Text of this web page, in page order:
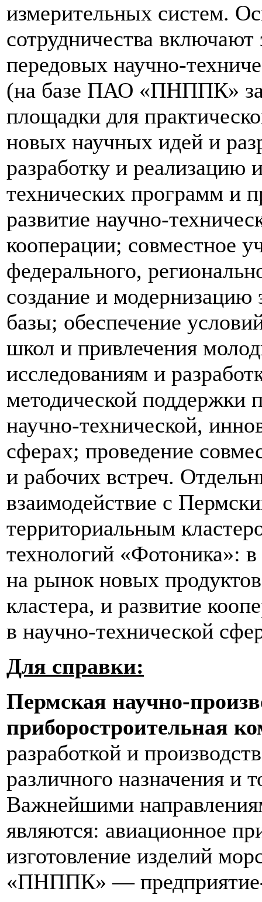
измерительных систем.
сотрудничества
передовых научно-
(на базе ПАО «ПНППК»
площадки для
новых научных идей и
разработку и реализацию
технических программ и
развитие научно-
кооперации; совместное
федерального,
создание и модернизацию
базы; обеспечение
школ и привлечения
исследованиям и
методической поддержки
научно-технической,
сферах; проведение
и рабочих встреч.
взаимодействие с
территориальным
технологий «Фотоника»:
на рынок новых
кластера, и развитие
в научно-технической
Для справки:
Пермская научно-
приборостроительная
разработкой и
различного назначения и
Важнейшими
являются: авиационное
изготовление изделий
«ПНППК» — предприятие-